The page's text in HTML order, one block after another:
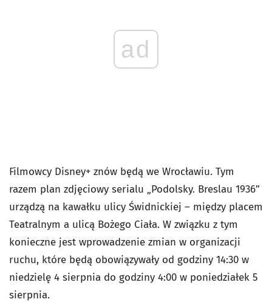
ad
Filmowcy Disney+ znów będą we Wrocławiu. Tym
razem plan zdjęciowy serialu „Podolsky. Breslau 1936”
urządzą na kawałku ulicy Świdnickiej – między placem
Teatralnym a ulicą Bożego Ciała. W związku z tym
konieczne jest wprowadzenie zmian w organizacji
ruchu, które będą obowiązywały od godziny 14:30 w
niedzielę 4 sierpnia do godziny 4:00 w poniedziałek 5
sierpnia.